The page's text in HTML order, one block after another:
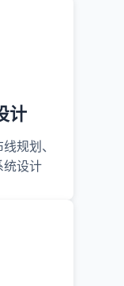
计
规划、
统设计